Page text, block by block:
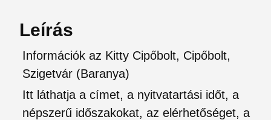
Leírás
Információk az Kitty Cipőbolt, Cipőbolt,
Szigetvár (Baranya)
Itt láthatja a címet, a nyitvatartási időt, a
népszerű időszakokat, az elérhetőséget, a